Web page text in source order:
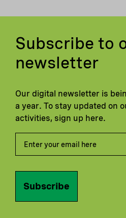
Subscribe to
newsletter
Our digital newsletter is
a year. To stay updated on
activities, sign up here.
Subscribe